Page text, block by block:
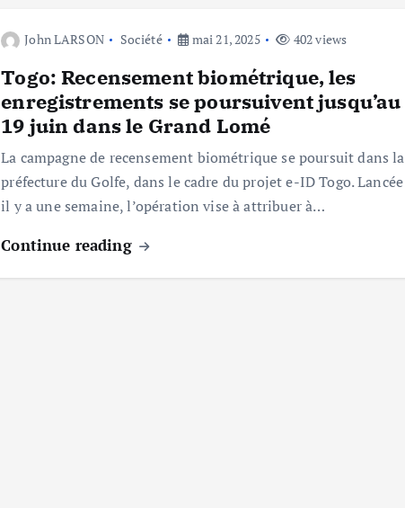
John LARSON Société mai 21, 2025 402 views
Togo: Recensement biométrique, les
enregistrements se poursuivent jusqu’au
19 juin dans le Grand Lomé
La campagne de recensement biométrique se poursuit dans la
préfecture du Golfe, dans le cadre du projet e-ID Togo. Lancée
il y a une semaine, l’opération vise à attribuer à…
Continue reading